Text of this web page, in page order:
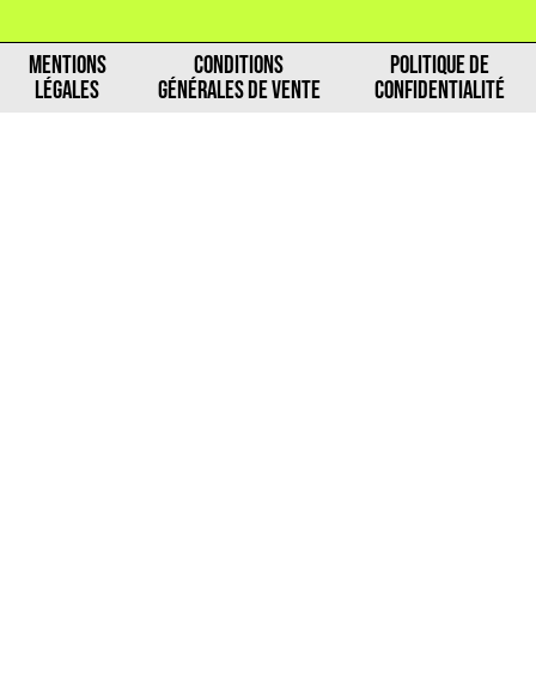
MENTIONS
LÉGALES
CONDITIONS
GÉNÉRALES DE VENTE
POLITIQUE DE
CONFIDENTIALITÉ